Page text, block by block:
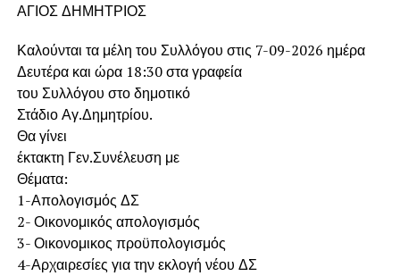
ΑΓΙΟΣ ΔΗΜΗΤΡΙΟΣ
Καλούνται τα μέλη του Συλλόγου στις 7-09-2026 ημέρα
Δευτέρα και ώρα 18:30 στα γραφεία
του Συλλόγου στο δημοτικό
Στάδιο Αγ.Δημητρίου.
Θα γίνει
έκτακτη Γεν.Συνέλευση με
Θέματα:
1-Απολογισμός ΔΣ
2- Οικονομικός απολογισμός
3- Οικονομικος προϋπολογισμός
4-Αρχαιρεσίες για την εκλογή νέου ΔΣ